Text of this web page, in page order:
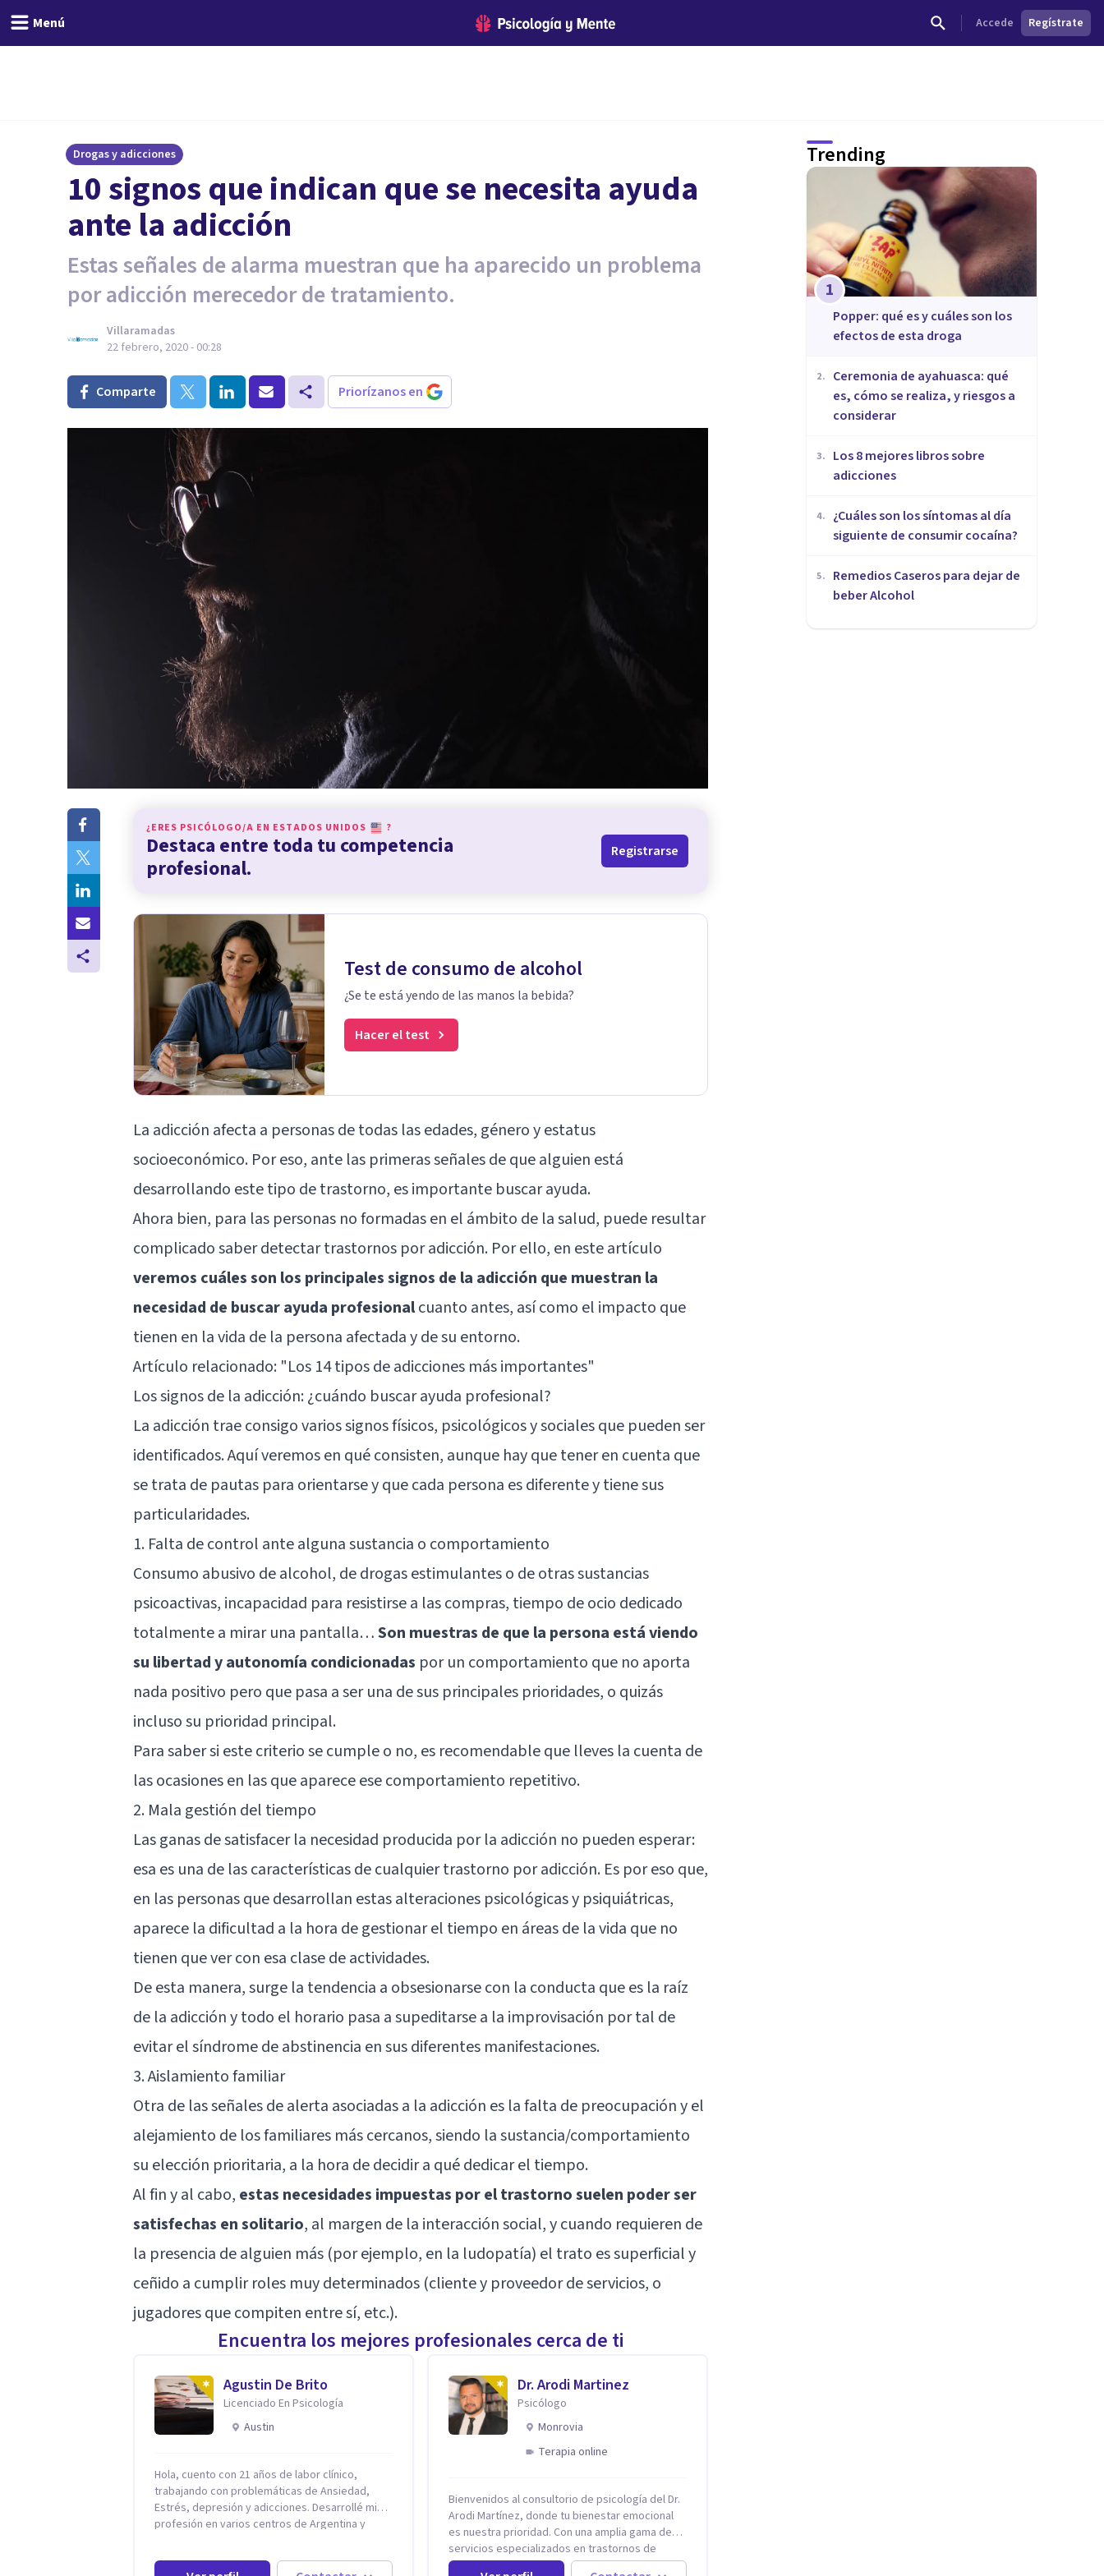
Menú Accede Regístrate
Drogas y adicciones
10 signos que indican que se necesita ayuda
ante la adicción
Estas señales de alarma muestran que ha aparecido un problema
por adicción merecedor de tratamiento.
Villaramadas
22 febrero, 2020 - 00:28
Comparte Priorízanos en
¿ERES PSICÓLOGO/A EN ESTADOS UNIDOS ?
Destaca entre toda tu competencia
profesional.
Registrarse
Test de consumo de alcohol
¿Se te está yendo de las manos la bebida?
Hacer el test
La adicción afecta a personas de todas las edades, género y estatus
socioeconómico. Por eso, ante las primeras señales de que alguien está
desarrollando este tipo de trastorno, es importante buscar ayuda.
Ahora bien, para las personas no formadas en el ámbito de la salud, puede resultar
complicado saber detectar trastornos por adicción. Por ello, en este artículo
veremos cuáles son los principales signos de la adicción que muestran la
necesidad de buscar ayuda profesionalcuanto antes, así como el impacto que
tienen en la vida de la persona afectada y de su entorno.
Artículo relacionado: "Los 14 tipos de adicciones más importantes"
Los signos de la adicción: ¿cuándo buscar ayuda profesional?
La adicción trae consigo varios signos físicos, psicológicos y sociales que pueden ser
identificados. Aquí veremos en qué consisten, aunque hay que tener en cuenta que
se trata de pautas para orientarse y que cada persona es diferente y tiene sus
particularidades.
1. Falta de control ante alguna sustancia o comportamiento
Consumo abusivo de alcohol, de drogas estimulantes o de otras sustancias
psicoactivas, incapacidad para resistirse a las compras, tiempo de ocio dedicado
totalmente a mirar una pantalla…Son muestras de que la persona está viendo
su libertad y autonomía condicionadas por un comportamiento que no aporta
nada positivo pero que pasa a ser una de sus principales prioridades, o quizás
incluso su prioridad principal.
Para saber si este criterio se cumple o no, es recomendable que lleves la cuenta de
las ocasiones en las que aparece ese comportamiento repetitivo.
2. Mala gestión del tiempo
Las ganas de satisfacer la necesidad producida por la adicción no pueden esperar:
esa es una de las características de cualquier trastorno por adicción. Es por eso que,
en las personas que desarrollan estas alteraciones psicológicas y psiquiátricas,
aparece la dificultad a la hora de gestionar el tiempo en áreas de la vida que no
tienen que ver con esa clase de actividades.
De esta manera, surge la tendencia a obsesionarse con la conducta que es la raíz
de la adicción y todo el horario pasa a supeditarse a la improvisación por tal de
evitar el síndrome de abstinencia en sus diferentes manifestaciones.
3. Aislamiento familiar
Otra de las señales de alerta asociadas a la adicción es la falta de preocupación y el
alejamiento de los familiares más cercanos, siendo la sustancia/comportamiento
su elección prioritaria, a la hora de decidir a qué dedicar el tiempo.
Al fin y al cabo, estas necesidades impuestas por el trastorno suelen poder ser
satisfechas en solitario, al margen de la interacción social, y cuando requieren de
la presencia de alguien más (por ejemplo, en la ludopatía) el trato es superficial y
ceñido a cumplir roles muy determinados (cliente y proveedor de servicios, o
jugadores que compiten entre sí, etc.).
Encuentra los mejores profesionales cerca de ti
Agustin De Brito
Licenciado En Psicología
Austin
Hola, cuento con 21 años de labor clínico,
trabajando con problemáticas de Ansiedad,
Estrés, depresión y adicciones. Desarrollé mi
profesión en varios centros de Argentina y
práctica privada. Utilizo terapias cognitivas
Dr. Arodi Martinez
Psicólogo
Monrovia
Terapia online
Bienvenidos al consultorio de psicología del Dr.
Arodi Martínez, donde tu bienestar emocional
es nuestra prioridad. Con una amplia gama de
servicios especializados en trastornos de
ansiedad, depresión y otros trastornos
Trending
1
Popper: qué es y cuáles son los
efectos de esta droga
2.
Ceremonia de ayahuasca: qué
es, cómo se realiza, y riesgos a
considerar
3.
Los 8 mejores libros sobre
adicciones
4.
¿Cuáles son los síntomas al día
siguiente de consumir cocaína?
5.
Remedios Caseros para dejar de
beber Alcohol